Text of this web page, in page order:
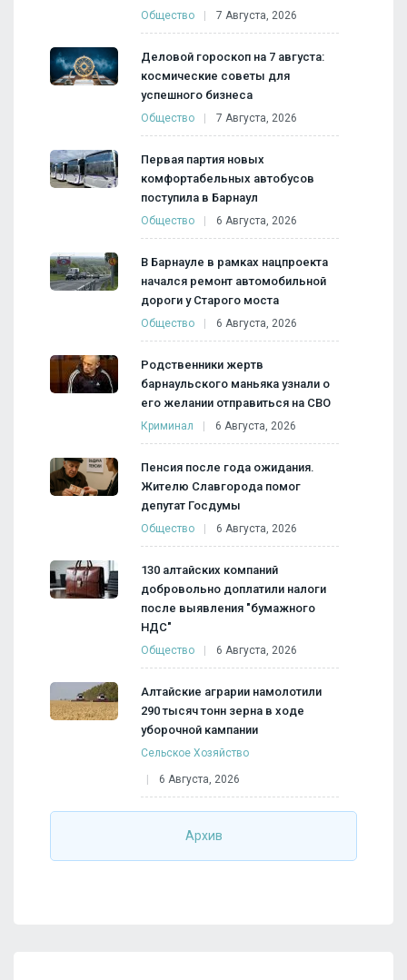
Общество 7 Августа, 2026
Деловой гороскоп на 7 августа:
космические советы для
успешного бизнеса
Общество 7 Августа, 2026
Первая партия новых
комфортабельных автобусов
поступила в Барнаул
Общество 6 Августа, 2026
В Барнауле в рамках нацпроекта
начался ремонт автомобильной
дороги у Старого моста
Общество 6 Августа, 2026
Родственники жертв
барнаульского маньяка узнали о
его желании отправиться на СВО
Криминал 6 Августа, 2026
Пенсия после года ожидания.
Жителю Славгорода помог
депутат Госдумы
Общество 6 Августа, 2026
130 алтайских компаний
добровольно доплатили налоги
после выявления "бумажного
НДС"
Общество 6 Августа, 2026
Алтайские аграрии намолотили
290 тысяч тонн зерна в ходе
уборочной кампании
Сельское Хозяйство
6 Августа, 2026
Архив